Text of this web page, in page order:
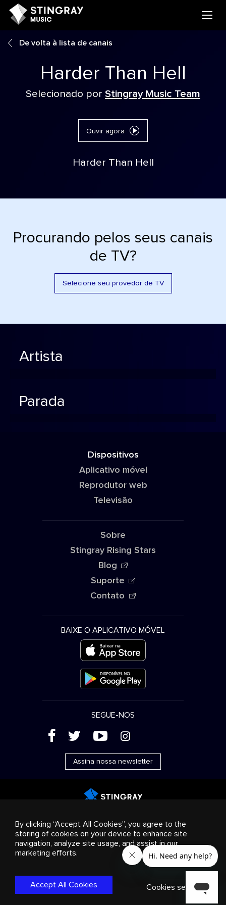
De volta à lista de canais
Harder Than Hell
Selecionado por Stingray Music Team
Ouvir agora
Harder Than Hell
Procurando pelos seus canais
de TV?
Selecione seu provedor de TV
Artista
Parada
Dispositivos
Aplicativo móvel
Reprodutor web
Televisão
Sobre
Stingray Rising Stars
Blog
Suporte
Contato
BAIXE O APLICATIVO MÓVEL
SEGUE-NOS
( ' + &
Assina nossa newsletter
consumo
Soluções empresariais Rádio
Sobre nós
Cookies settings
© 2018-2025 Stingray Group Inc. Todos os direitos
reservados. STINGRAY®, STINGRAY® MUSIC e outras marcas e
logotipos relacionados são marcas comerciais do Stingray
Group no Canadá, Estados Unidos da América e outros
territórios.Política de Privacidade Termos e Condições
By clicking “Accept All Cookies”, you agree to the
storing of cookies on your device to enhance site
navigation, analyze site usage, and assist in our
marketing efforts.
Accept All Cookies Cookies settings